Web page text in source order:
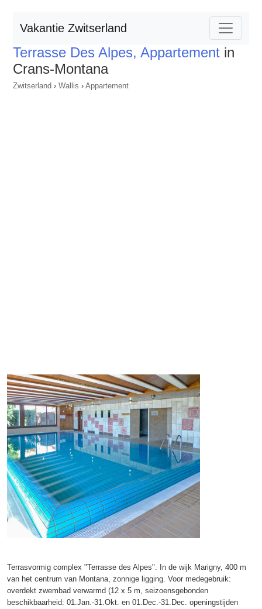
Vakantie Zwitserland
Terrasse Des Alpes, Appartement in
Crans-Montana
Zwitserland › Wallis › Appartement
Terrasvormig complex "Terrasse des Alpes". In de wijk Marigny, 400 m
van het centrum van Montana, zonnige ligging. Voor medegebruik:
overdekt zwembad verwarmd (12 x 5 m, seizoensgebonden
beschikbaarheid: 01.Jan.-31.Okt. en 01.Dec.-31.Dec. openingstijden